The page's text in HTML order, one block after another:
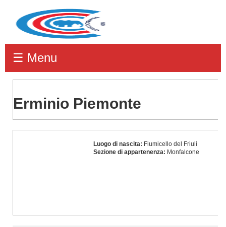
☰ Menu
Erminio Piemonte
Piemonte
Luogo di nascita: Fiumicello del Friuli
Sezione di appartenenza: Monfalcone